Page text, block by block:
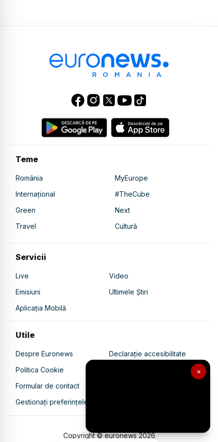
×
Teme
România
MyEurope
Internațional
#TheCube
Green
Next
Travel
Cultură
Servicii
Live
Video
Emisiuni
Ultimele Știri
Aplicația Mobilă
Utile
Despre Euronews
Declarație accesibilitate
Politica Cookie
Politica de confidențialitate
Formular de contact
Gestionați preferințele
Copyright © euronews2026